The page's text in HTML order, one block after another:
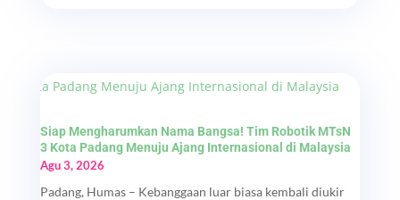
Siap Mengharumkan Nama Bangsa! Tim Robotik MTsN
3 Kota Padang Menuju Ajang Internasional di Malaysia
Agu 3, 2026
Padang, Humas – Kebanggaan luar biasa kembali diukir